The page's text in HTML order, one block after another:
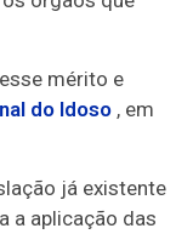
mérito e
do Idoso , em
já existente
a aplicação das